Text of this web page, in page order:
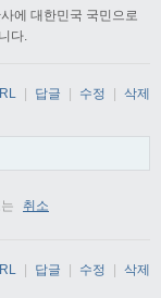
에 대한민국 국민으로
다.
취소
답글 수정 삭제
답글 수정 삭제